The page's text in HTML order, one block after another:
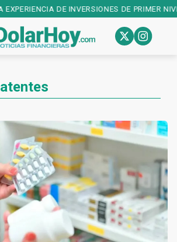
DE INVERSIONES DE PRIMER